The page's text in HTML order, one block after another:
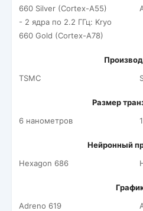
660 Silver (Cortex-A55)
- 2 ядра по 2.2 ГГц: Kryo
660 Gold (Cortex-A78)
TSMC
Размер
6 нанометров
Нейронный
Hexagon 686
Adreno 619